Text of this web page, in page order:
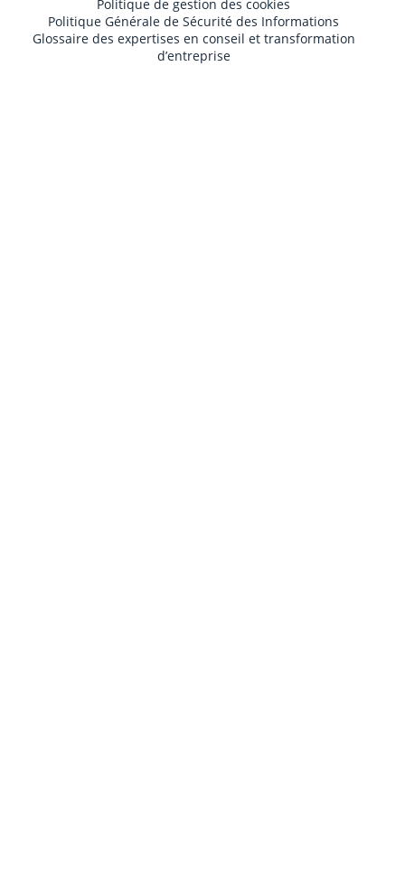
Politique de gestion des cookies
Politique Générale de Sécurité des Informations
Glossaire des expertises en conseil et transformation
d’entreprise